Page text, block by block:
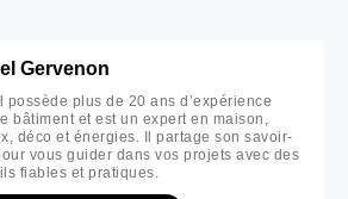
Gervenon
possède plus de 20 ans d’expérience
bâtiment et est un expert en maison,
déco et énergies. Il partage son savoir-
vous guider dans vos projets avec des
fiables et pratiques.